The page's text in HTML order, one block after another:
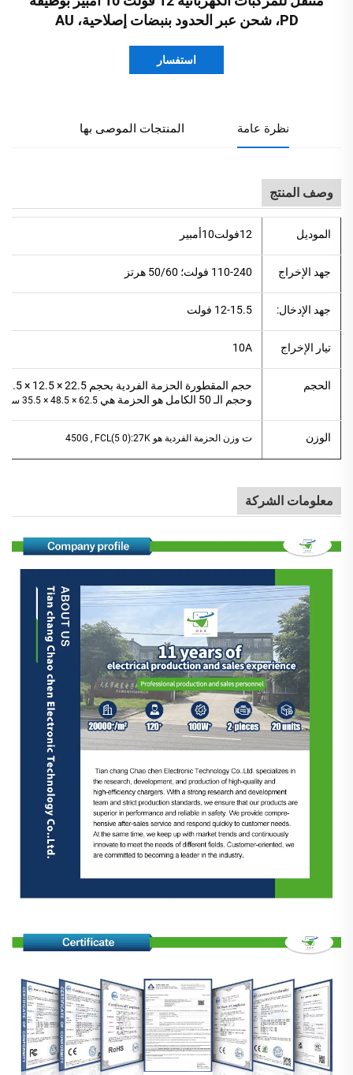
PD، شحن عبر الحدود بنبضات إصلاحية، AU
استفسار
نظرة عامة المنتجات الموصى بها
وصف المنتج
الموديل 12فولت10أمبير
جهد الإخراج 110-240 فولت؛ 50/60 هرتز
جهد الإدخال: 12-15.5 فولت
تيار الإخراج 10A
الحجم حجم المقطورة الحزمة الفردية بحجم 22.5 × 12.5 × 6.5 سم
وحجم الـ 50 الكامل هو
الحزمة هي 62.5 × 48.5 × 35.5 سم
الوزن ت وزن الحزمة الفردية هو 450G , FCL(5 0):27K
معلومات الشركة